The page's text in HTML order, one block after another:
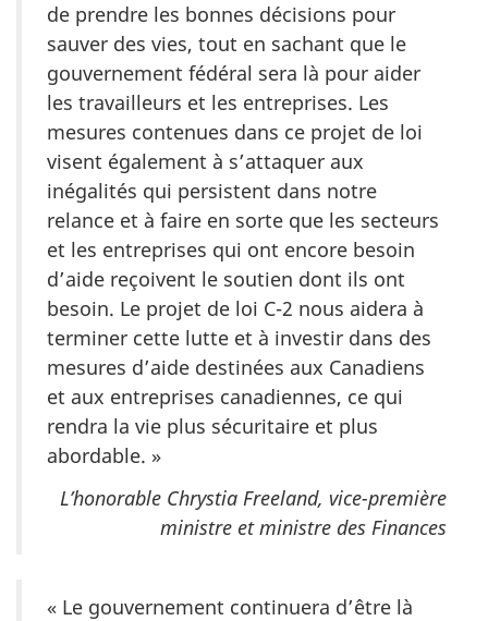
de prendre les bonnes décisions pour
sauver des vies, tout en sachant que le
gouvernement fédéral sera là pour aider
les travailleurs et les entreprises. Les
mesures contenues dans ce projet de loi
visent également à s’attaquer aux
inégalités qui persistent dans notre
relance et à faire en sorte que les secteurs
et les entreprises qui ont encore besoin
d’aide reçoivent le soutien dont ils ont
besoin. Le projet de loi C-2 nous aidera à
terminer cette lutte et à investir dans des
mesures d’aide destinées aux Canadiens
et aux entreprises canadiennes, ce qui
rendra la vie plus sécuritaire et plus
abordable. »
L’honorable Chrystia Freeland, vice-première
ministre et ministre des Finances
« Le gouvernement continuera d’être là